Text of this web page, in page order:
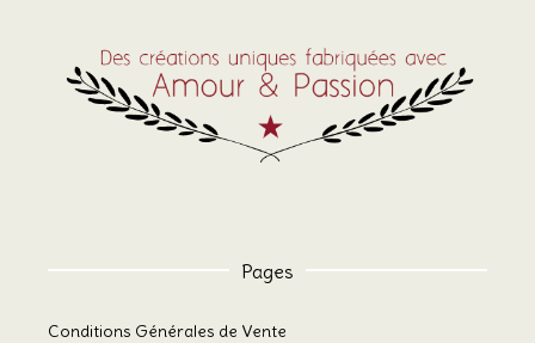
Pages
Conditions Générales de Vente